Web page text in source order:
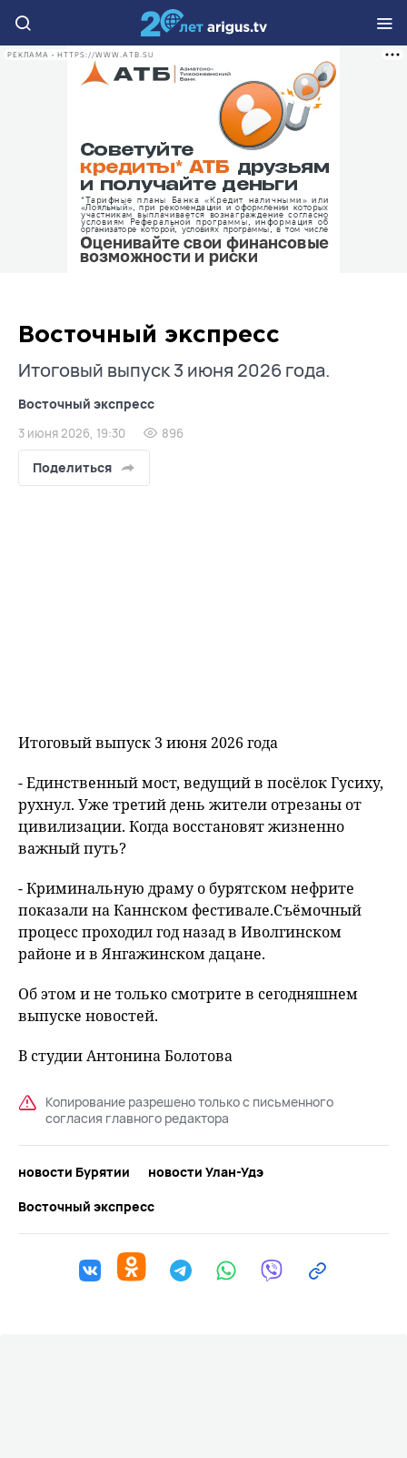
РЕКЛАМА • HTTPS://WWW.ATB.SU
Восточный экспресс
Итоговый выпуск 3 июня 2026 года.
Восточный экспресс
3 июня 2026, 19:30 896
Поделиться
Итоговый выпуск 3 июня 2026 года
- Единственный мост, ведущий в посёлок Гусиху,
рухнул. Уже третий день жители отрезаны от
цивилизации. Когда восстановят жизненно
важный путь?
- Криминальную драму о бурятском нефрите
показали на Каннском фестивале.Съёмочный
процесс проходил год назад в Иволгинском
районе и в Янгажинском дацане.
Об этом и не только смотрите в сегодняшнем
выпуске новостей.
В студии Антонина Болотова
Копирование разрешено только с письменного
согласия главного редактора
новости Бурятии
новости Улан-Удэ
Восточный экспресс